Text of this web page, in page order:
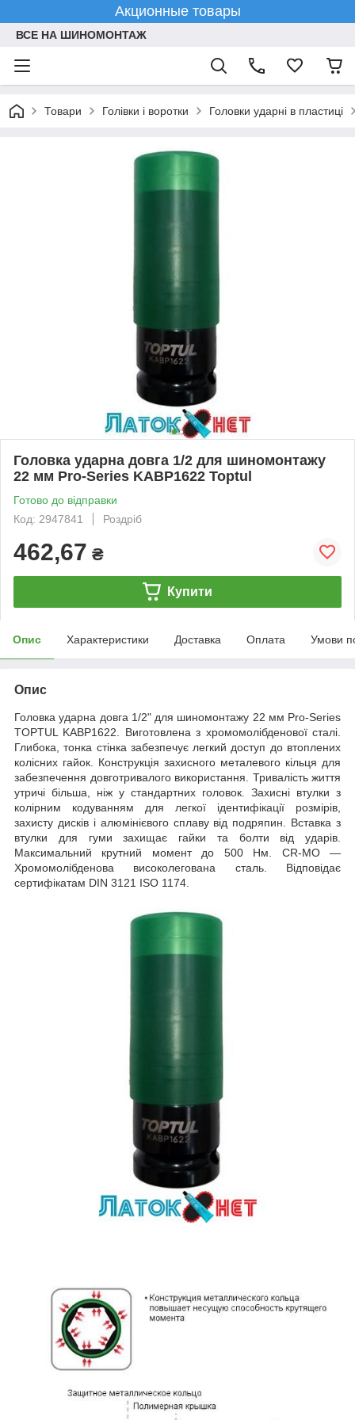
Акционные товары
ВСЕ НА ШИНОМОНТАЖ
Товари Голівки і воротки Головки ударні в пластиці
Головка ударна довга 1/2 для шиномонтажу
22 мм Pro-Series KABP1622 Toptul
Готово до відправки
Код: 2947841
Роздріб
462,67 ₴
Купити
Опис Характеристики Доставка Оплата Умови
Опис
Головка ударна довга 1/2" для шиномонтажу 22 мм Pro-Series
TOPTUL KABP1622. Виготовлена з хромомолібденової сталі.
Глибока, тонка стінка забезпечує легкий доступ до втоплених
колісних гайок. Конструкція захисного металевого кільця для
забезпечення довготривалого використання. Тривалість життя
утричі більша, ніж у стандартних головок. Захисні втулки з
колірним кодуванням для легкої ідентифікації розмірів,
захисту дисків і алюмінієвого сплаву від подряпин. Вставка з
втулки для гуми захищає гайки та болти від ударів.
Максимальний крутний момент до 500 Нм. CR-MO —
Хромомолібденова високолегована сталь. Відповідає
сертифікатам DIN 3121 ISO 1174.